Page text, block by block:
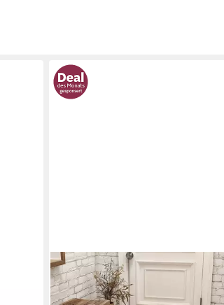
TEPPIUM
Teppich Unicolor - Einfarbig, Läufer,
Höhe: 11 mm, Kurzflor Teppich Anti-